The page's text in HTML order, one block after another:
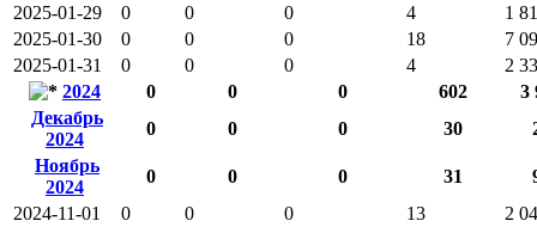
2025-01-29
0 0 0 4
1
2025-01-30
0 0 0 18
7
2025-01-31
0 0 0 4
2
2024
0 0 0 602
3
Декабрь
2024
0 0 0 30
Ноябрь
2024
0 0 0 31
2024-11-01
0 0 0 13
2